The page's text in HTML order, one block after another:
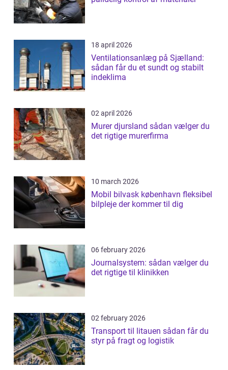
18 april 2026
Ventilationsanlæg på Sjælland:
sådan får du et sundt og stabilt
indeklima
02 april 2026
Murer djursland sådan vælger du
det rigtige murerfirma
10 march 2026
Mobil bilvask københavn fleksibel
bilpleje der kommer til dig
06 february 2026
Journalsystem: sådan vælger du
det rigtige til klinikken
02 february 2026
Transport til litauen sådan får du
styr på fragt og logistik